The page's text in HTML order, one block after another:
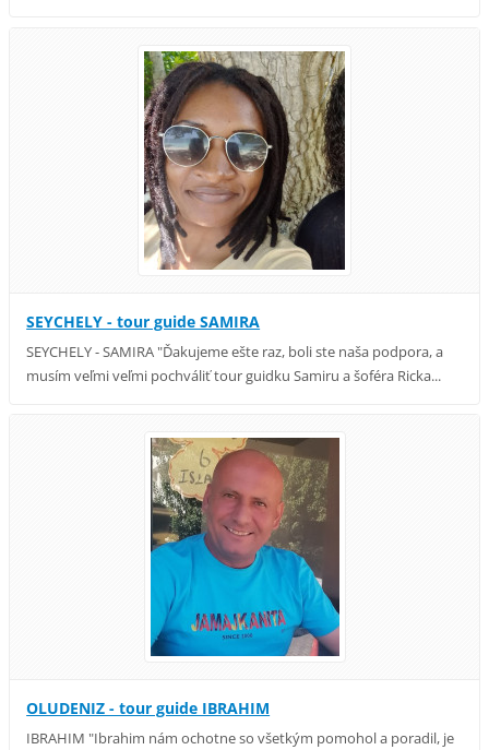
SEYCHELY - tour guide SAMIRA
SEYCHELY - SAMIRA "Ďakujeme ešte raz, boli ste naša podpora, a
musím veľmi veľmi pochváliť tour guidku Samiru a šoféra Ricka...
OLUDENIZ - tour guide IBRAHIM
IBRAHIM "Ibrahim nám ochotne so všetkým pomohol a poradil, je